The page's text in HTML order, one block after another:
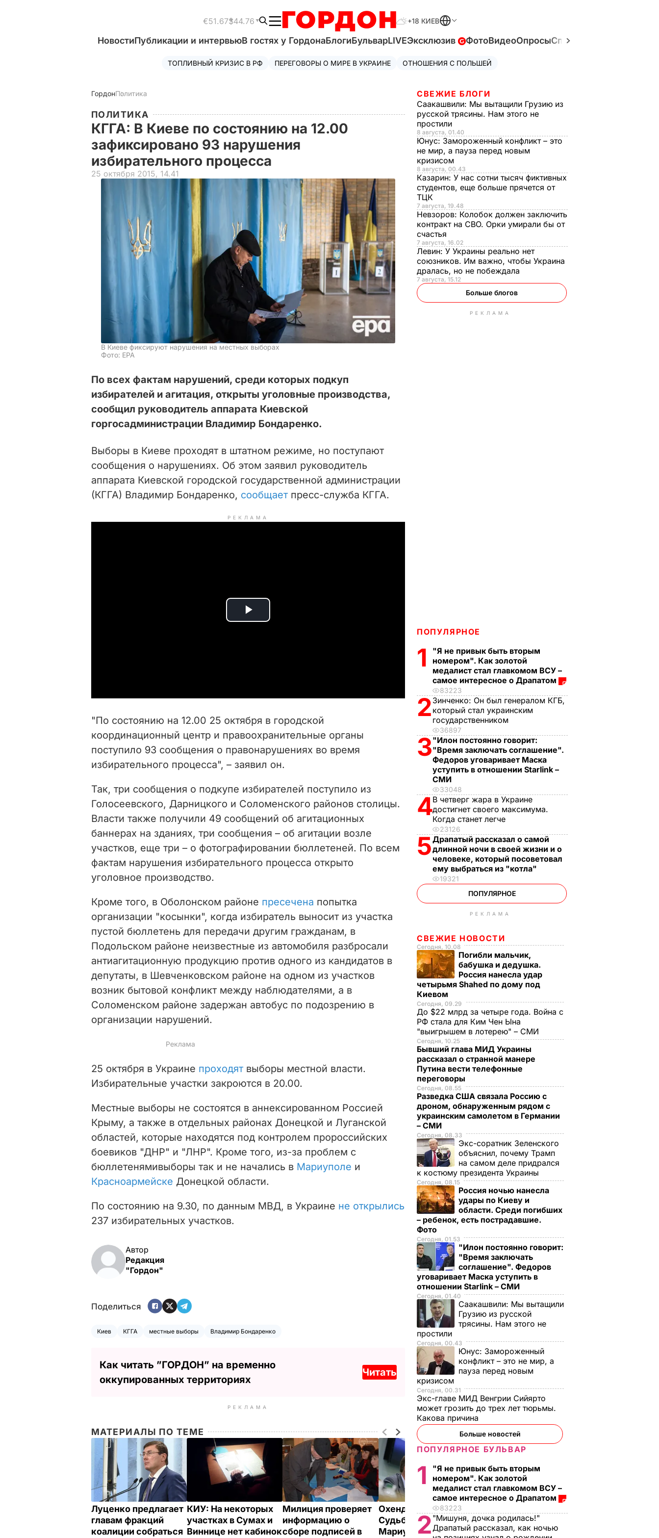
€51.67$44.76 +18 КИЕВ
НовостиПубликации и интервьюВ гостях у ГордонаБлогиБульварLIVEЭксклюзив ФотоВидеоОпросыСпецпроекты
ТОПЛИВНЫЙ КРИЗИС В РФ ПЕРЕГОВОРЫ О МИРЕ В УКРАИНЕ ОТНОШЕНИЯ С ПОЛЬШЕЙ
ГордонПолитика
ПОЛИТИКА
КГГА: В Киеве по состоянию на 12.00
зафиксировано 93 нарушения
избирательного процесса
25 октября 2015, 14.41
В Киеве фиксируют нарушения на местных выборах
Фото: ЕРА
По всех фактам нарушений, среди которых подкуп
избирателей и агитация, открыты уголовные производства,
сообщил руководитель аппарата Киевской
горгосадминистрации Владимир Бондаренко.
Выборы в Киеве проходят в штатном режиме, но поступают
сообщения о нарушениях. Об этом заявил руководитель
аппарата Киевской городской государственной администрации
(КГГА) Владимир Бондаренко, сообщаетпресс-служба КГГА.
РЕКЛАМА
P
i
d
o
"По состоянию на 12.00 25 октября в городской
координационный центр и правоохранительные органы
поступило 93 сообщения о правонарушениях во время
избирательного процесса", – заявил он.
Так, три сообщения о подкупе избирателей поступило из
Голосеевского, Дарницкого и Соломенского районов столицы.
Власти также получили 49 сообщений об агитационных
баннерах на зданиях, три сообщения – об агитации возле
участков, еще три – о фотографировании бюллетеней. По всем
фактам нарушения избирательного процесса открыто
уголовное производство.
Кроме того, в Оболонском районе пресечена попытка
организации "косынки", когда избиратель выносит из участка
пустой бюллетень для передачи другим гражданам, в
Подольском районе неизвестные из автомобиля разбросали
антиагитационную продукцию против одного из кандидатов в
депутаты, в Шевченковском районе на одном из участков
возник бытовой конфликт между наблюдателями, а в
Соломенском районе задержан автобус по подозрению в
организации нарушений.
25 октября в Украине проходят выборы местной власти.
Избирательные участки закроются в 20.00.
Местные выборы не состоятся в аннексированном Россией
Крыму, а также в отдельных районах Донецкой и Луганской
областей, которые находятся под контролем пророссийских
боевиков "ДНР" и "ЛНР". Кроме того, из-за проблем с
бюллетенямивыборы так и не начались в Мариуполе и
Красноармейске Донецкой области.
По состоянию на 9.30, по данным МВД, в Украине не открылись
237 избирательных участков.
Автор
Редакция
"Гордон"
Поделиться
Киев КГГА местные выборы Владимир Бондаренко
Как читать ”ГОРДОН” на временно
оккупированных территориях
Читать
РЕКЛАМА
МАТЕРИАЛЫ ПО ТЕМЕ
Луценко предлагает
главам фракций
коалиции собраться
КИУ: На некоторых
участках в Сумах и
Виннице нет кабинок
Милиция проверяет
информацию о
сборе подписей в
Охендовский:
Судьба выборов в
Мариуполе и
области
наблюдатели
СВЕЖИЕ БЛОГИ
Саакашвили: Мы вытащили Грузию из
русской трясины. Нам этого не
простили
8 августа, 01.40
Юнус: Замороженный конфликт – это
не мир, а пауза перед новым
кризисом
8 августа, 00.43
Казарин: У нас сотни тысяч фиктивных
студентов, еще больше прячется от
ТЦК
7 августа, 19.48
Невзоров: Колобок должен заключить
контракт на СВО. Орки умирали бы от
счастья
7 августа, 16.02
Левин: У Украины реально нет
союзников. Им важно, чтобы Украина
дралась, но не побеждала
7 августа, 15.12
Больше блогов
РЕКЛАМА
ПОПУЛЯРНОЕ
1
"Я не привык быть вторым
номером". Как золотой
медалист стал главкомом ВСУ –
самое интересное о Драпатом
83223
2 Зинченко: Он был генералом КГБ,
который стал украинским
государственником
36897
3"Илон постоянно говорит:
"Время заключать соглашение".
Федоров уговаривает Маска
уступить в отношении Starlink –
СМИ
33048
4В четверг жара в Украине
достигнет своего максимума.
Когда станет легче
23126
5Драпатый рассказал о самой
длинной ночи в своей жизни и о
человеке, который посоветовал
ему выбраться из "котла"
19321
ПОПУЛЯРНОЕ
РЕКЛАМА
СВЕЖИЕ НОВОСТИ
Сегодня, 10.08
Погибли мальчик,
бабушка и дедушка.
Россия нанесла удар
четырьмя Shahed по дому под
Киевом
Сегодня, 09.29
До $22 млрд за четыре года. Война с
РФ стала для Ким Чен Ына
"выигрышем в лотерею" – СМИ
Сегодня, 10.25
Бывший глава МИД Украины
рассказал о странной манере
Путина вести телефонные
переговоры
Сегодня, 08.55
Разведка США связала Россию с
дроном, обнаруженным рядом с
украинским самолетом в Германии
– СМИ
Сегодня, 08.33
Экс-соратник Зеленского
объяснил, почему Трамп
на самом деле придрался
к костюму президента Украины
Сегодня, 08.15
Россия ночью нанесла
удары по Киеву и
области. Среди погибших
– ребенок, есть пострадавшие.
Фото
Сегодня, 01.53
"Илон постоянно говорит:
"Время заключать
соглашение". Федоров
уговаривает Маска уступить в
отношении Starlink – СМИ
Сегодня, 01.40
Саакашвили: Мы вытащили
Грузию из русской
трясины. Нам этого не
простили
Сегодня, 00.43
Юнус: Замороженный
конфликт – это не мир, а
пауза перед новым
кризисом
Сегодня, 00.31
Экс-главе МИД Венгрии Сийярто
может грозить до трех лет тюрьмы.
Какова причина
Больше новостей
ПОПУЛЯРНОЕ БУЛЬВАР
1
"Я не привык быть вторым
номером". Как золотой
медалист стал главкомом ВСУ –
самое интересное о Драпатом
83223
2 "Мишуня, дочка родилась!"
Драпатый рассказал, как ночью